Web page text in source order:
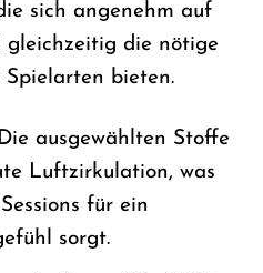
sich angenehm auf
die nötige
bieten.
ausgewählten Stoffe
Luftzirkulation, was
für ein
sorgt.